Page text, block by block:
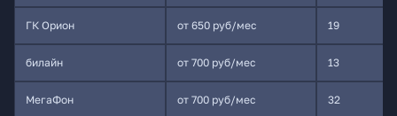
ГК Орион от 650 руб/мес 19
билайн от 700 руб/мес 13
МегаФон от 700 руб/мес 32